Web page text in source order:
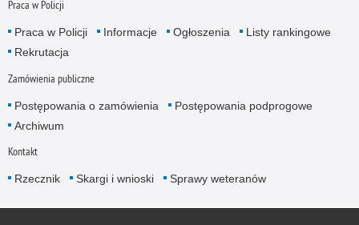
Praca w Policji
Praca w Policji Informacje Ogłoszenia
Listy rankingowe
Rekrutacja
Zamówienia publiczne
Postępowania o zamówienia
Postępowania podprogowe
Archiwum
Kontakt
Rzecznik Skargi i wnioski Sprawy weteranów